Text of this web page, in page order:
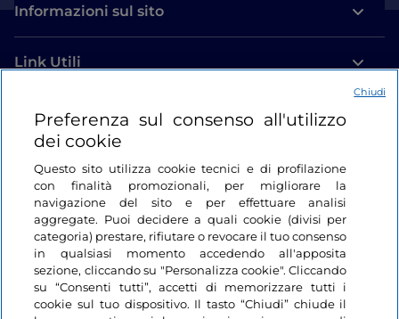
Informazioni sul sito
Link Utili
Login
Restiamo in contatto
Preferenza sul consenso all'utilizzo
dei cookie
Questo sito utilizza cookie tecnici e di profilazione
con finalità promozionali, per migliorare la
navigazione del sito e per effettuare analisi
aggregate. Puoi decidere a quali cookie (divisi per
categoria) prestare, rifiutare o revocare il tuo consenso
in qualsiasi momento accedendo all'apposita
sezione, cliccando su "Personalizza cookie". Cliccando
su “Consenti tutti”, accetti di memorizzare tutti i
cookie sul tuo dispositivo. Il tasto “Chiudi” chiude il
Chiudi